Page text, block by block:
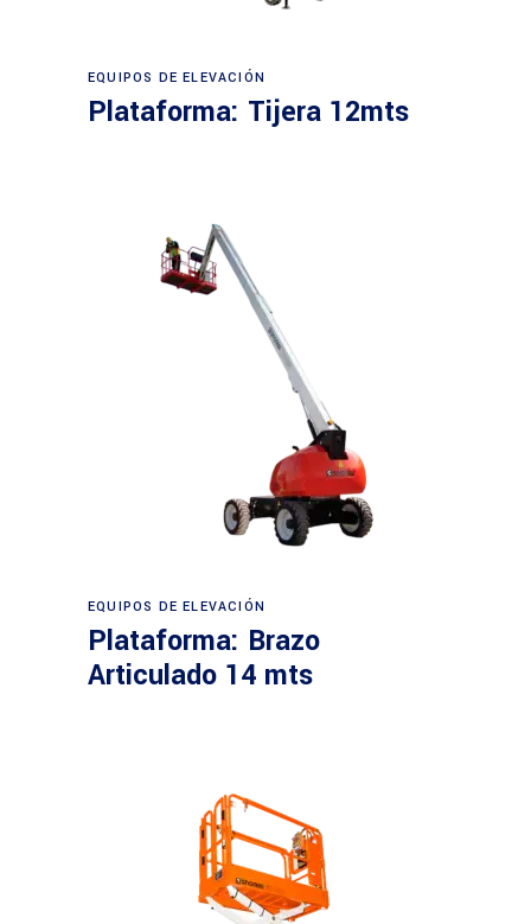
Leer más
EQUIPOS DE ELEVACIÓN
Plataforma: Tijera 12mts
Leer más
EQUIPOS DE ELEVACIÓN
Plataforma: Brazo
Articulado 14 mts